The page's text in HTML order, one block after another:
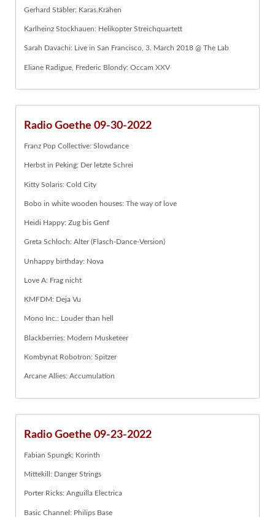
Gerhard Stäbler: Karas.Krähen
Karlheinz Stockhauen: Helikopter Streichquartett
Sarah Davachi: Live in San Francisco, 3. March 2018 @ The Lab
Eliane Radigue, Frederic Blondy: Occam XXV
Radio Goethe 09-30-2022
Franz Pop Collective: Slowdance
Herbst in Peking: Der letzte Schrei
Kitty Solaris: Cold City
Bobo in white wooden houses: The way of love
Heidi Happy: Zug bis Genf
Greta Schloch: Alter (Flasch-Dance-Version)
Unhappy birthday: Nova
Love A: Frag nicht
KMFDM: Deja Vu
Mono Inc.: Louder than hell
Blackberries: Modern Musketeer
Kombynat Robotron: Spitzer
Arcane Allies: Accumulation
Radio Goethe 09-23-2022
Fabian Spungk: Korinth
Mittekill: Danger Strings
Porter Ricks: Anguilla Electrica
Basic Channel: Philips Base